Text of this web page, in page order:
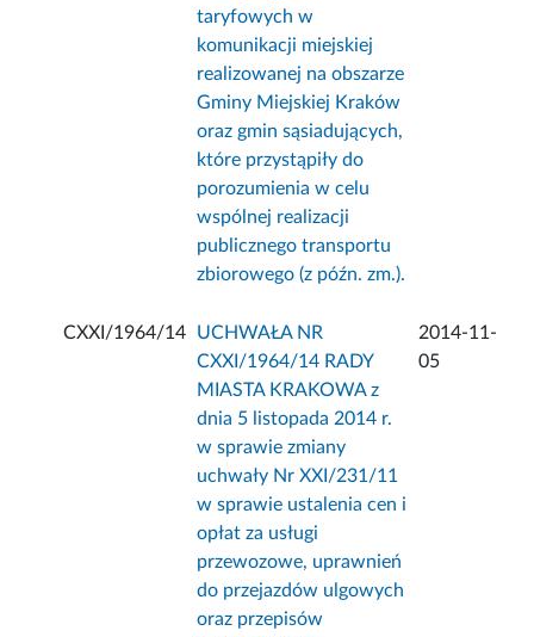
taryfowych w
komunikacji miejskiej
realizowanej na obszarze
Gminy Miejskiej Kraków
oraz gmin sąsiadujących,
które przystąpiły do
porozumienia w celu
wspólnej realizacji
publicznego transportu
zbiorowego (z późn. zm.).
CXXI/1964/14
UCHWAŁA NR
CXXI/1964/14 RADY
MIASTA KRAKOWA z
dnia 5 listopada 2014 r.
w sprawie zmiany
uchwały Nr XXI/231/11
w sprawie ustalenia cen i
opłat za usługi
przewozowe, uprawnień
do przejazdów ulgowych
oraz przepisów
2014-11-
05